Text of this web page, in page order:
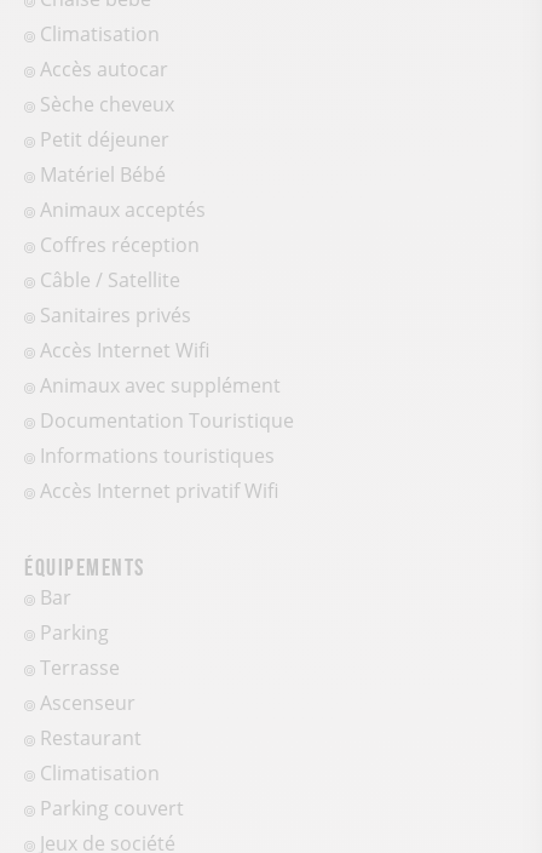
Climatisation
Accès autocar
Sèche cheveux
Petit déjeuner
Matériel Bébé
Animaux acceptés
Coffres réception
Câble / Satellite
Sanitaires privés
Accès Internet Wifi
Animaux avec supplément
Documentation Touristique
Informations touristiques
Accès Internet privatif Wifi
Équipements
Bar
Parking
Terrasse
Ascenseur
Restaurant
Climatisation
Parking couvert
Jeux de société